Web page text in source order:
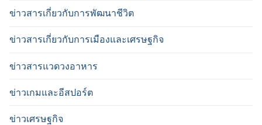
ข่าวสารเกี่ยวกับการพัฒนาชีวิต
ข่าวสารเกี่ยวกับการเมืองและเศรษฐกิจ
ข่าวสารแวดวงอาหาร
ข่าวเกมและอีสปอร์ต
ข่าวเศรษฐกิจ